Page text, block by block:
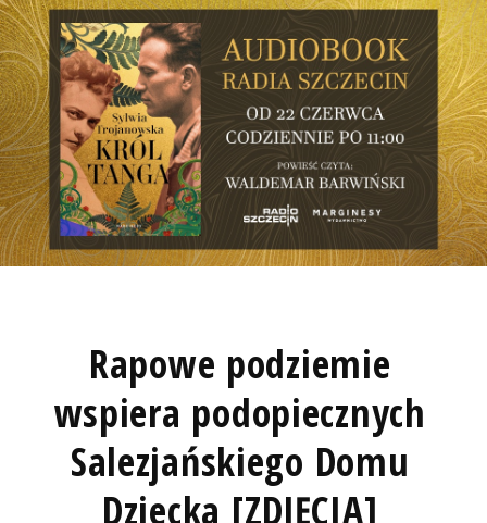
Rapowe podziemie
wspiera podopiecznych
Salezjańskiego Domu
Dziecka [ZDJĘCIA]